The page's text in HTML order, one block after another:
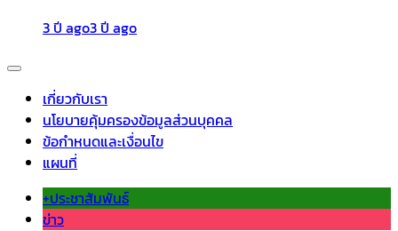
3 ปี ago3 ปี ago
เกี่ยวกับเรา
นโยบายคุ้มครองข้อมูลส่วนบุคคล
ข้อกำหนดและเงื่อนไข
แผนที่
+ประชาสัมพันธ์
ข่าว